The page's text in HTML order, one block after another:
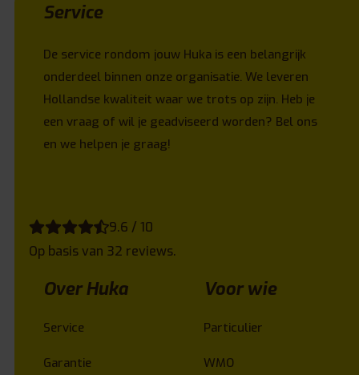
Service
De service rondom jouw Huka is een belangrijk
onderdeel binnen onze organisatie. We leveren
Hollandse kwaliteit waar we trots op zijn. Heb je
een vraag of wil je geadviseerd worden? Bel ons
en we helpen je graag!
9.6 / 10
Op basis van 32 reviews.
Over Huka
Service
Garantie
Voor wie
Particulier
WMO